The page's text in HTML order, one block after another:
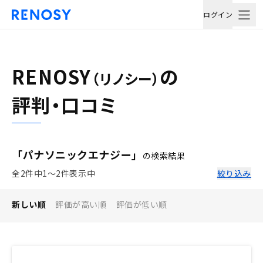
ログイン
RENOSY （リノシー） の
評判・口コミ
「パナソニックエナジー」
の検索結果
全2件中1〜2件表示中
絞り込み
新しい順 評価が高い順 評価が低い順